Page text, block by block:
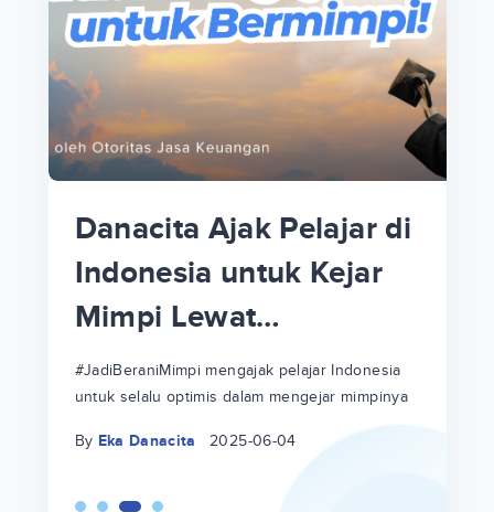
Danacita Ajak Pelajar di
Indonesia untuk Kejar
Mimpi Lewat
#JadiBeraniMimpi
#JadiBeraniMimpi mengajak pelajar Indonesia
untuk selalu optimis dalam mengejar mimpinya
By Eka Danacita 2025-06-04